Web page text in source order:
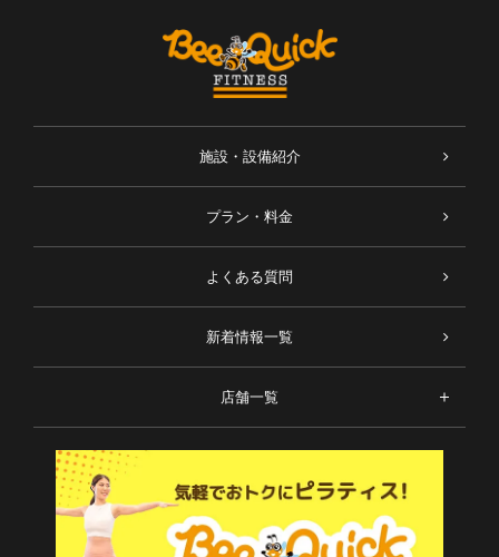
施設・設備紹介
プラン・料金
よくある質問
新着情報一覧
店舗一覧